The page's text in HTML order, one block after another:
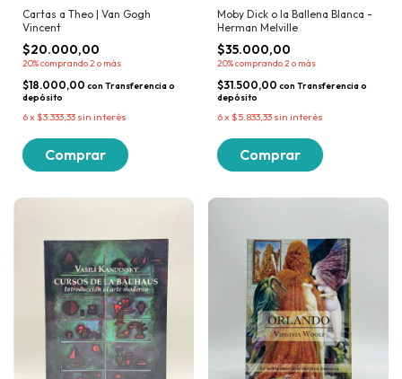
Cartas a Theo | Van Gogh
Vincent
$20.000,00
20%comprando 2 o más
$18.000,00 con Transferencia o
depósito
6x $3.333,33 sin interés
Moby Dick o la Ballena Blanca -
Herman Melville
$35.000,00
20%comprando 2 o más
$31.500,00 con Transferencia o
depósito
6x $5.833,33 sin interés